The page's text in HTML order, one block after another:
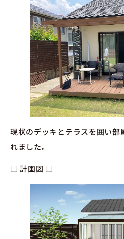
現状のデッキとテラスを囲い部
れました。
□ 計画図 □